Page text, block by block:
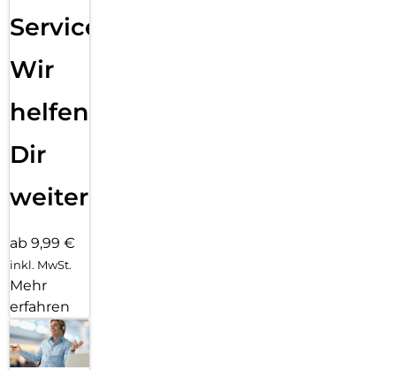
Service:
Wir
helfen
Dir
weiter
ab 9,99 €
inkl. MwSt.
Mehr
erfahren